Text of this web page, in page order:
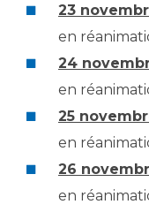
23
en
24
en
25
en
26
en